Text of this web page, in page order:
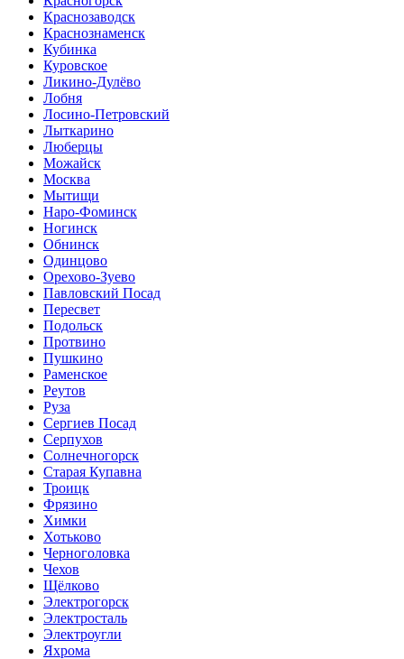
Краснозаводск
Краснознаменск
Кубинка
Куровское
Ликино-Дулёво
Лобня
Лосино-Петровский
Лыткарино
Люберцы
Можайск
Москва
Мытищи
Наро-Фоминск
Ногинск
Обнинск
Одинцово
Орехово-Зуево
Павловский Посад
Пересвет
Подольск
Протвино
Пушкино
Раменское
Реутов
Руза
Сергиев Посад
Серпухов
Солнечногорск
Старая Купавна
Троицк
Фрязино
Химки
Хотьково
Черноголовка
Чехов
Щёлково
Электрогорск
Электросталь
Электроугли
Яхрома